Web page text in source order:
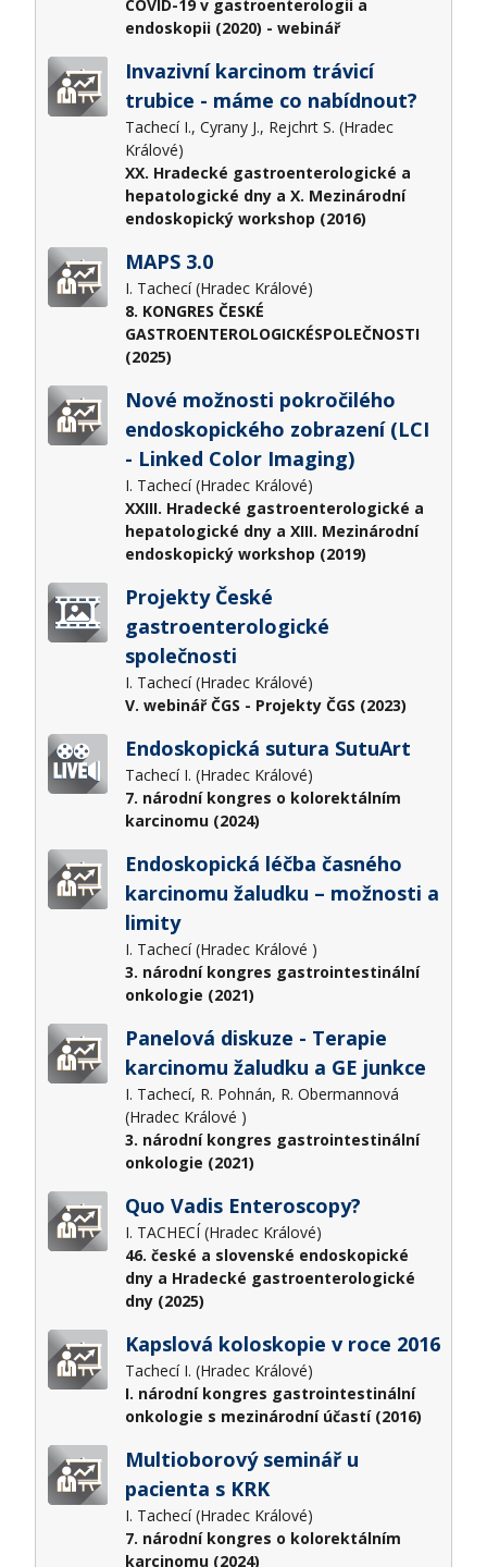
COVID-19 v gastroenterologii a
endoskopii (2020) - webinář
Invazivní karcinom trávicí
trubice - máme co nabídnout?
Tachecí I., Cyrany J., Rejchrt S. (Hradec
Králové)
XX. Hradecké gastroenterologické a
hepatologické dny a X. Mezinárodní
endoskopický workshop (2016)
MAPS 3.0
I. Tachecí (Hradec Králové)
8. KONGRES ČESKÉ
GASTROENTEROLOGICKÉSPOLEČNOSTI
(2025)
Nové možnosti pokročilého
endoskopického zobrazení (LCI
- Linked Color Imaging)
I. Tachecí (Hradec Králové)
XXIII. Hradecké gastroenterologické a
hepatologické dny a XIII. Mezinárodní
endoskopický workshop (2019)
Projekty České
gastroenterologické
společnosti
I. Tachecí (Hradec Králové)
V. webinář ČGS - Projekty ČGS (2023)
Endoskopická sutura SutuArt
Tachecí I. (Hradec Králové)
7. národní kongres o kolorektálním
karcinomu (2024)
Endoskopická léčba časného
karcinomu žaludku – možnosti a
limity
I. Tachecí (Hradec Králové )
3. národní kongres gastrointestinální
onkologie (2021)
Panelová diskuze - Terapie
karcinomu žaludku a GE junkce
I. Tachecí, R. Pohnán, R. Obermannová
(Hradec Králové )
3. národní kongres gastrointestinální
onkologie (2021)
Quo Vadis Enteroscopy?
I. TACHECÍ (Hradec Králové)
46. české a slovenské endoskopické
dny a Hradecké gastroenterologické
dny (2025)
Kapslová koloskopie v roce 2016
Tachecí I. (Hradec Králové)
I. národní kongres gastrointestinální
onkologie s mezinárodní účastí (2016)
Multioborový seminář u
pacienta s KRK
I. Tachecí (Hradec Králové)
7. národní kongres o kolorektálním
karcinomu (2024)